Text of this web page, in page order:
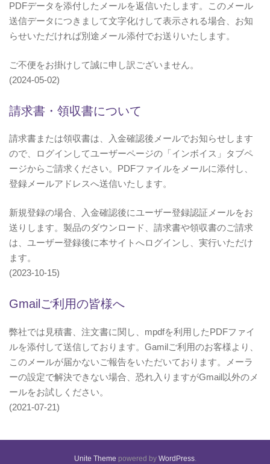
PDFデータを添付したメールを返信いたします。このメール
送信データにつきまして文字化けして表示される場合、お知
らせいただければ別途メール添付でお送りいたします。
ご不便をお掛けして誠に申し訳ございません。
(2024-05-02)
請求書・領収書について
請求書または領収書は、入金確認後メールでお知らせします
ので、ログインしてユーザーページの「インボイス」タブペ
ージからご請求ください。PDFファイルをメールに添付し、
登録メールアドレスへ送信いたします。
新規登録の場合、入金確認後にユーザー登録認証メールをお
送りします。製品のダウンロード、請求書や領収書のご請求
は、ユーザー登録後に本サイトへログインし、実行いただけ
ます。
(2023-10-15)
Gmailご利用の皆様へ
弊社では見積書、注文書に関し、mpdfを利用したPDFファイ
ルを添付して送信しております。Gamilご利用のお客様より、
このメールが届かないご報告をいただいております。メーラ
ーの設定で解決できない場合、恐れ入りますがGmail以外のメ
ールをお試しください。
(2021-07-21)
Unite Theme powered by WordPress.